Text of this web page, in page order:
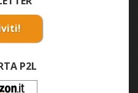
P2L